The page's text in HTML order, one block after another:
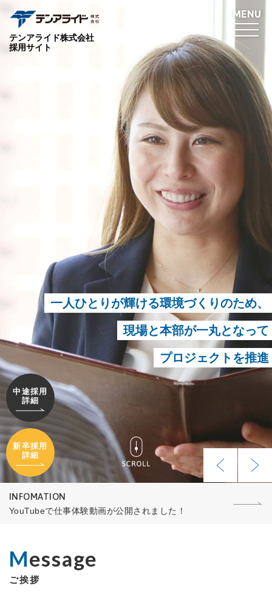
テンアライド株式会社
採用サイト
一人ひとりが輝ける環境づくりのため、
現場と本部が一丸となって
プロジェクトを推進
中途採用
詳細
新卒採用
詳細
INFOMATION
YouTubeで仕事体験動画が公開されました！
Message
ご挨拶